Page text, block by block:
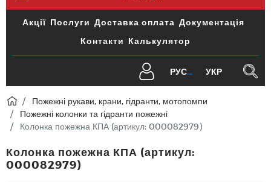
Акції Послуги Доставка оплата Документація
Контакти Калькулятор
РУС УКР
Пожежні рукави, крани, гідранти, мотопомпи
Пожежні колонки та гідранти пожежні
Колонка пожежна КПА (артикул: 000082979)
Колонка пожежна КПА (артикул:
000082979)